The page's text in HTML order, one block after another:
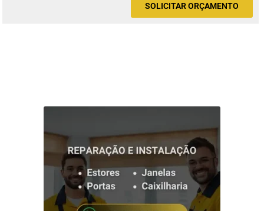
SOLICITAR ORÇAMENTO